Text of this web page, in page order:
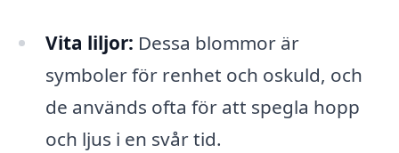
Vita liljor: Dessa blommor är
symboler för renhet och oskuld, och
de används ofta för att spegla hopp
och ljus i en svår tid.